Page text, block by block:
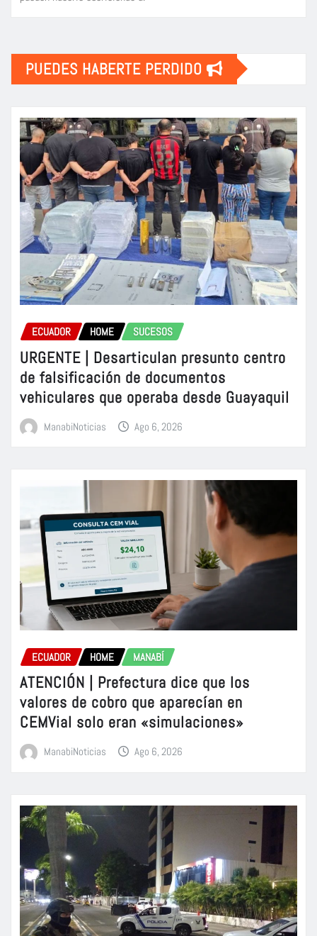
PUEDES HABERTE PERDIDO
ECUADOR HOME SUCESOS
URGENTE | Desarticulan presunto centro
de falsificación de documentos
vehiculares que operaba desde Guayaquil
ManabiNoticias Ago 6, 2026
ECUADOR HOME MANABÍ
ATENCIÓN | Prefectura dice que los
valores de cobro que aparecían en
CEMVial solo eran «simulaciones»
ManabiNoticias Ago 6, 2026